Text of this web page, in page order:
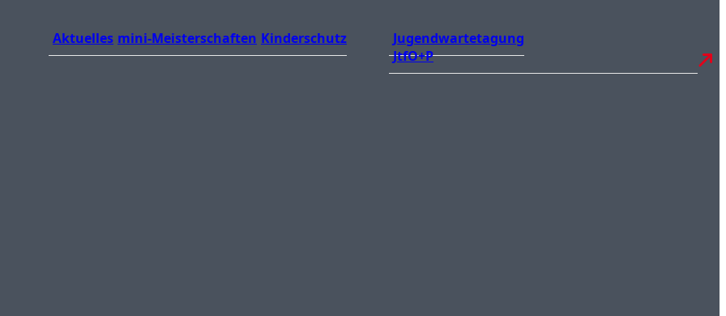
Aktuelles mini-Meisterschaften Kinderschutz
Jugendwartetagung
JtfO+P